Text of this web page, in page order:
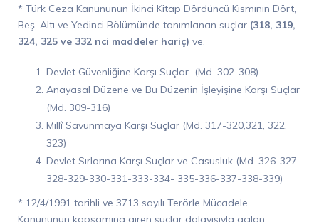
* Türk Ceza Kanununun İkinci Kitap Dördüncü Kısmının Dört,
Beş, Altı ve Yedinci Bölümünde tanımlanan suçlar (318, 319,
324, 325 ve 332 nci maddeler hariç) ve,
Devlet Güvenliğine Karşı Suçlar (Md. 302-308)
Anayasal Düzene ve Bu Düzenin İşleyişine Karşı Suçlar
(Md. 309-316)
Millî Savunmaya Karşı Suçlar (Md. 317-320,321, 322,
323)
Devlet Sırlarına Karşı Suçlar ve Casusluk (Md. 326-327-
328-329-330-331-333-334- 335-336-337-338-339)
* 12/4/1991 tarihli ve 3713 sayılı Terörle Mücadele
Kanununun kapsamına giren suçlar dolayısıyla açılan